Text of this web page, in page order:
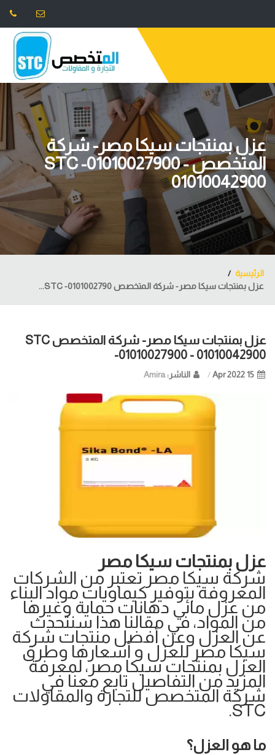
عزل بمنتجات سيكا مصر- شركة
المتخصص STC -01010027900 -
01010042900
الرئيسية
عزل بمنتجات سيكا مصر- شركة المتخصص STC -0101002790...
عزل بمنتجات سيكا مصر- شركة المتخصص STC
-01010027900 - 01010042900
15 Apr
2022 الناشر:Amira
عزل بمنتجات سيكا مصر
شركة سيكا مصر تعتبر من الشركات
المعروفة بتوفير كيماويات مواد البناء
من عزل مائي دهانات حماية وغيرها
من المواد، في مقالنا هذا سنتحدث
عن العزل وعن أفضل منتجات شركة
سيكا مصر للعزل و أسعارها وطرق
العزل بمنتجات سيكا مصر، لمعرفة
المزيد من التفاصيل تابع معنا في
شركة المتخصص للتجارة والمقاولات
STC
.
ما هو العزل؟